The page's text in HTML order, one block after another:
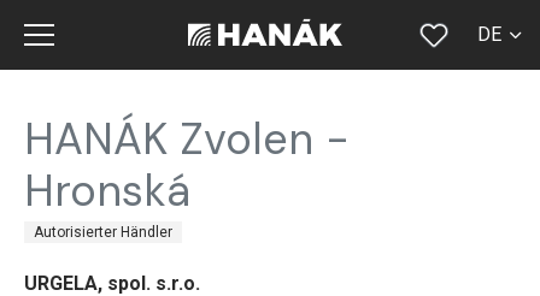
DE
HANÁK Zvolen -
Hronská
Autorisierter Händler
URGELA, spol. s.r.o.